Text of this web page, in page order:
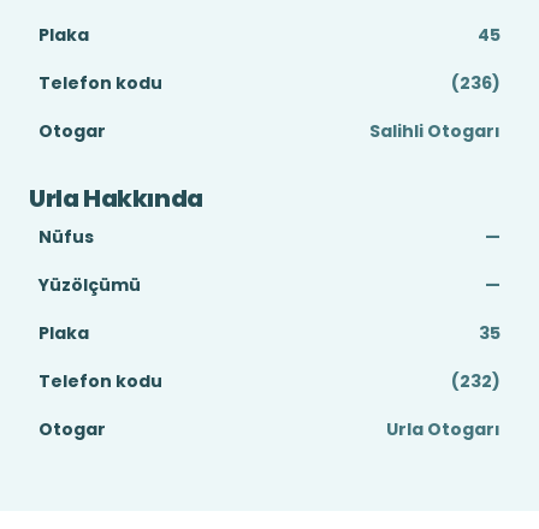
Plaka
45
Telefon kodu
(236)
Otogar
Salihli Otogarı
Urla Hakkında
Nüfus
—
Yüzölçümü
—
Plaka
35
Telefon kodu
(232)
Otogar
Urla Otogarı